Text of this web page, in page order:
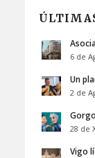
6 de
Un
2 de
28 de
Vigo